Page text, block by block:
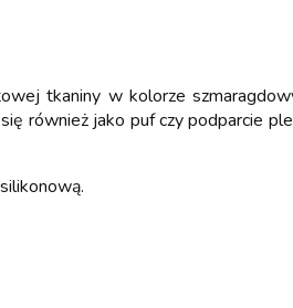
tkaniny w kolorze
również jako puf czy podparcie